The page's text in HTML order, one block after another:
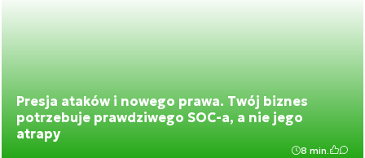
Presja ataków i nowego prawa. Twój biznes
potrzebuje prawdziwego SOC-a, a nie jego
atrapy
8 min.